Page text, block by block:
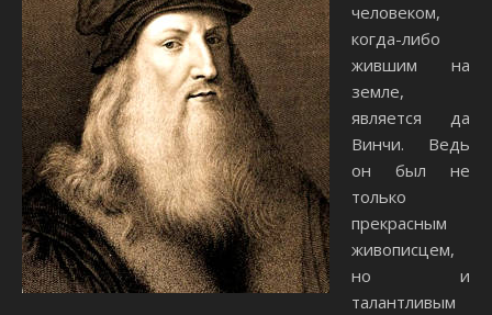
человеком,
когда-либо
жившим на
земле,
является да
Винчи. Ведь
он был не
только
прекрасным
живописцем,
но и
талантливым